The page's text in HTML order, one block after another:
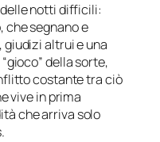
notti difficili:
che segnano e
altrui e una
della sorte,
costante tra ciò
vive in prima
che arriva solo